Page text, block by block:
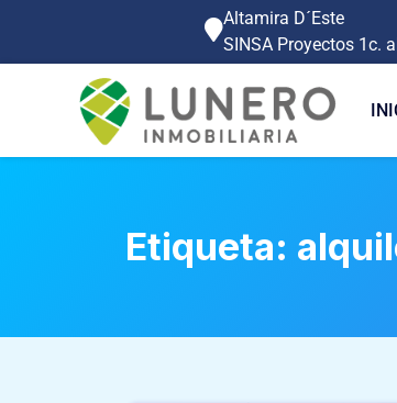
Altamira D´Este
SINSA Proyectos 1c.
Etiqueta: